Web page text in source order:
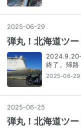
2025-06-29
弾丸！北海道ツ
終了。帰
2025-06-
2025-06-25
弾丸！北海道ツ